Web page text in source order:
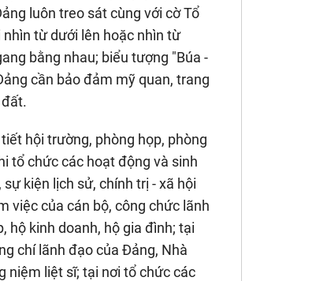
luôn treo sát cùng với cờ Tổ
từ dưới lên hoặc nhìn từ
bằng nhau; biểu tượng "Búa -
cần bảo đảm mỹ quan, trang
hội trường, phòng họp, phòng
tổ chức các hoạt động và sinh
kiện lịch sử, chính trị - xã hội
việc của cán bộ, công chức lãnh
hộ kinh doanh, hộ gia đình; tại
chí lãnh đạo của Đảng, Nhà
niệm liệt sĩ; tại nơi tổ chức các